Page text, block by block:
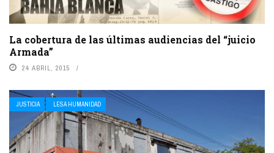
La cobertura de las últimas audiencias del “juicio
Armada”
24 ABRIL, 2015
JUSTICIA LESA HUMANIDAD